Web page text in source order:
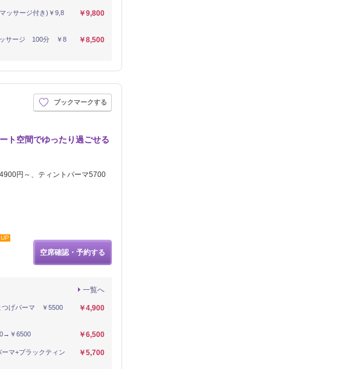
ッサージ付き)￥9,8
￥9,800
ッサージ 100分 ￥8
￥8,500
ブックマークする
ト空間でゆったり過ごせる
円～、ティントパーマ5700
UP
空席確認・予約する
一覧へ
つげパーマ ￥5500
￥4,900
￥6500 ￥6,500
マ+ブラックティン
￥5,700